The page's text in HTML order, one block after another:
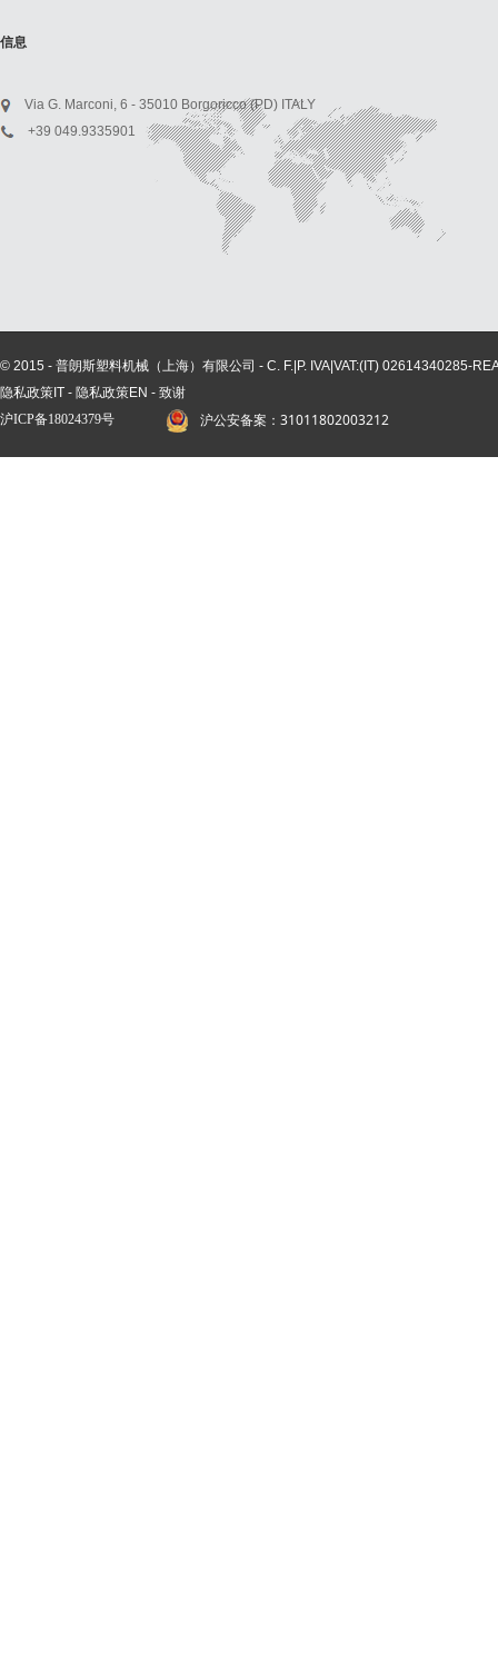
© 2015 - 普朗斯塑料机械（上海）有限公司 - C. F.|P. IVA|VAT:(IT) 02614340285-
隐私政策IT - 隐私政策EN - 致谢
沪ICP备18024379号
Via G. Marconi, 6 - 35010 Borgoricco (PD) ITALY
+39 049.9335901
信息
沪公安备案：31011802003212